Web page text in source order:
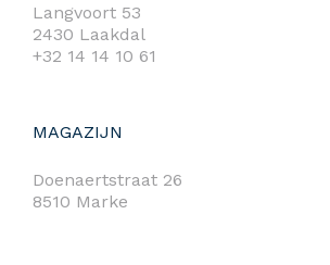
Langvoort 53
2430 Laakdal
+32 14 14 10 61
MAGAZIJN
Doenaertstraat 26
8510 Marke